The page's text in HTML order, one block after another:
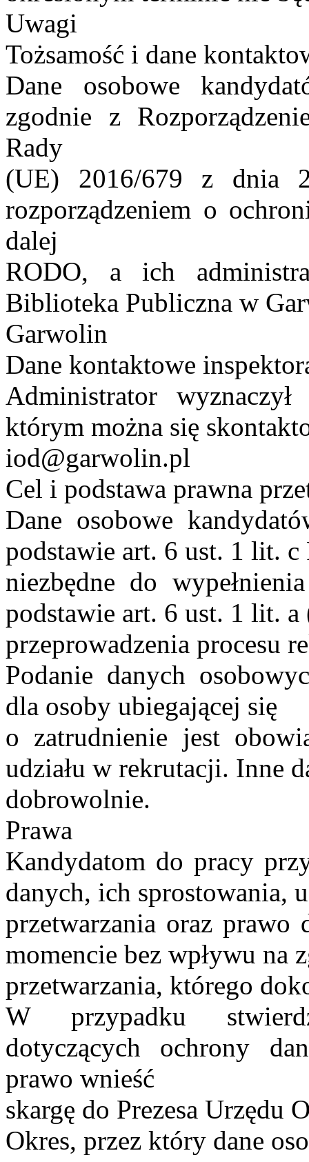
Uwagi
Tożsamość i dane
Dane osobowe
zgodnie z
Rady
(UE) 2016/679 z dnia
rozporządzeniem o
dalej
RODO, a ich
Biblioteka Publiczna w
Garwolin
Dane kontaktowe
Administrator
którym można się
iod@garwolin.pl
Cel i podstawa prawna
Dane osobowe
podstawie art. 6 ust. 1 lit.
niezbędne do
podstawie art. 6 ust. 1 lit.
przeprowadzenia procesu
Podanie danych
dla osoby ubiegającej się
o zatrudnienie jest
udziału w rekrutacji. Inne
dobrowolnie.
Prawa
Kandydatom do pracy
danych, ich sprostowania,
przetwarzania oraz
momencie bez wpływu na
przetwarzania, którego
W przypadku
dotyczących ochrony
prawo wnieść
skargę do Prezesa Urzędu
Okres, przez który dane